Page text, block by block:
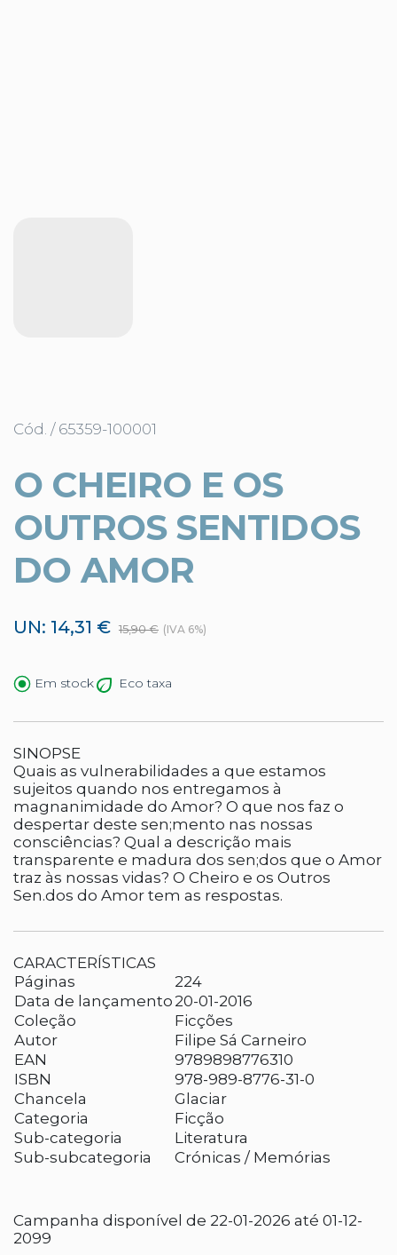
Cód. / 65359-100001
O CHEIRO E OS
OUTROS SENTIDOS
DO AMOR
UN: 14,31 € 15,90 € (IVA 6%)
Em stock Eco taxa
SINOPSE
Quais as vulnerabilidades a que estamos
sujeitos quando nos entregamos à
magnanimidade do Amor? O que nos faz o
despertar deste sen;mento nas nossas
consciências? Qual a descrição mais
transparente e madura dos sen;dos que o Amor
traz às nossas vidas? O Cheiro e os Outros
Sen.dos do Amor tem as respostas.
CARACTERÍSTICAS
Páginas
224
Data de lançamento 20-01-2016
Coleção
Ficções
Autor
Filipe Sá Carneiro
EAN
9789898776310
ISBN
978-989-8776-31-0
Chancela
Glaciar
Categoria
Ficção
Sub-categoria
Literatura
Sub-subcategoria
Crónicas / Memórias
Campanha disponível de 22-01-2026 até 01-12-
2099